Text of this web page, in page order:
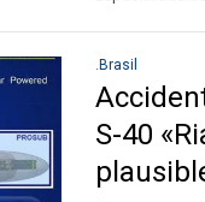
.Brasil
S-40